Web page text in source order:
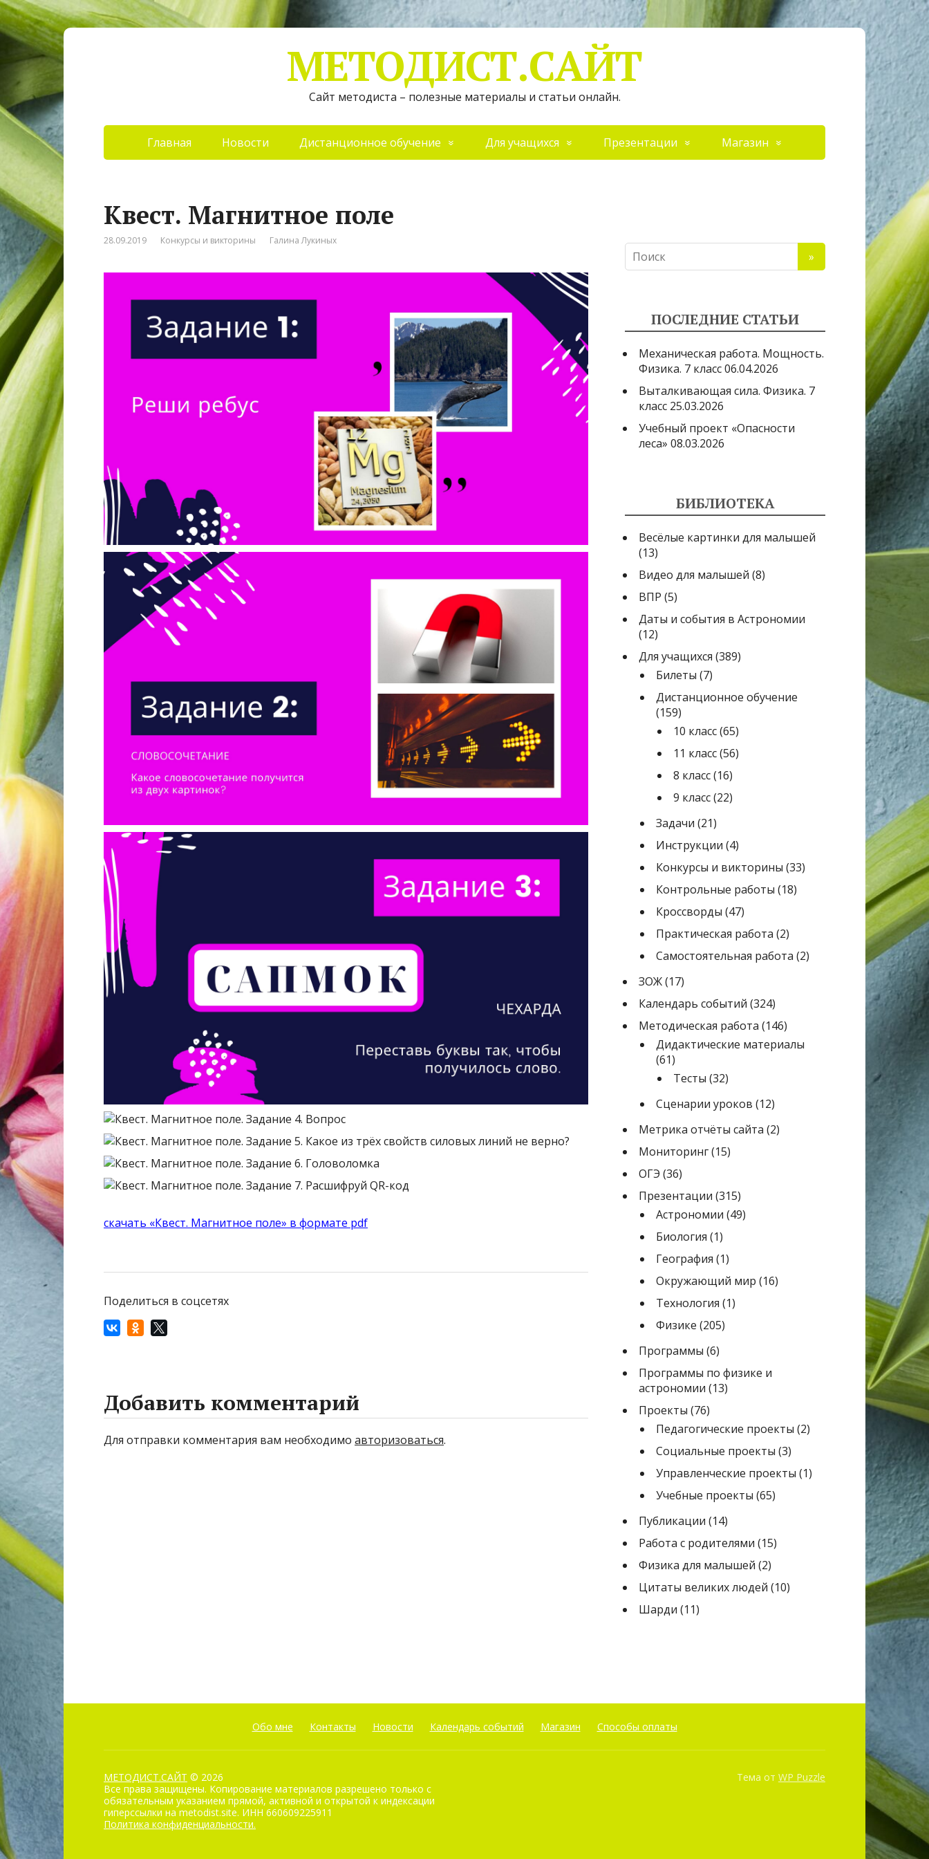
МЕТОДИСТ.САЙТ
Сайт методиста – полезные материалы и статьи онлайн.
Главная Новости Дистанционное обучение Для учащихся Презентации Магазин
Квест. Магнитное поле
28.09.2019 Конкурсы и викторины Галина Лукиных
скачать «Квест. Магнитное поле» в формате pdf
Поделиться в соцсетях
Добавить комментарий
Для отправки комментария вам необходимо авторизоваться.
ПОСЛЕДНИЕ СТАТЬИ
Механическая работа. Мощность.
Физика. 7 класс06.04.2026
Выталкивающая сила. Физика. 7
класс 25.03.2026
Учебный проект «Опасности
леса» 08.03.2026
БИБЛИОТЕКА
Весёлые картинки для малышей
(13)
Видео для малышей (8)
ВПР (5)
Даты и события в Астрономии
(12)
Для учащихся (389)
Билеты (7)
Дистанционное обучение
(159)
10 класс(65)
11 класс(56)
8 класс(16)
9 класс(22)
Задачи (21)
Инструкции (4)
Конкурсы и викторины (33)
Контрольные работы (18)
Кроссворды (47)
Практическая работа (2)
Самостоятельная работа (2)
ЗОЖ(17)
Календарь событий (324)
Методическая работа (146)
Дидактические материалы
(61)
Тесты (32)
Сценарии уроков (12)
Метрика отчёты сайта (2)
Мониторинг(15)
ОГЭ (36)
Презентации (315)
Астрономии (49)
Биология (1)
География (1)
Окружающий мир (16)
Технология (1)
Физике (205)
Программы (6)
Программы по физике и
астрономии (13)
Проекты (76)
Педагогические проекты (2)
Социальные проекты (3)
Управленческие проекты (1)
Учебные проекты (65)
Публикации (14)
Работа с родителями (15)
Физика для малышей (2)
Цитаты великих людей (10)
Шарди (11)
Обо мне Контакты Новости Календарь событий Магазин Способы оплаты
МЕТОДИСТ.САЙТ © 2026
Все права защищены. Копирование материалов разрешено только с
обязательным указанием прямой, активной и открытой к индексации
гиперссылки на metodist.site. ИНН 660609225911
Политика конфиденциальности.
Тема от WP Puzzle